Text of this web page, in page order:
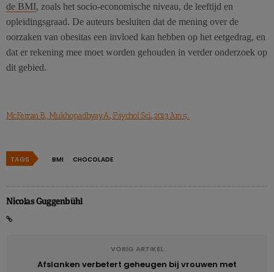
de BMI, zoals het socio-economische niveau, de leeftijd en
opleidingsgraad. De auteurs besluiten dat de mening over de
oorzaken van obesitas een invloed kan hebben op het eetgedrag, en
dat er rekening mee moet worden gehouden in verder onderzoek op
dit gebied.
McFerran B., Mukhopadhyay A., Psychol Sci., 2013 Jun 5.
TAGS BMI CHOCOLADE
Nicolas Guggenbühl
VORIG ARTIKEL
Afslanken verbetert geheugen bij vrouwen met